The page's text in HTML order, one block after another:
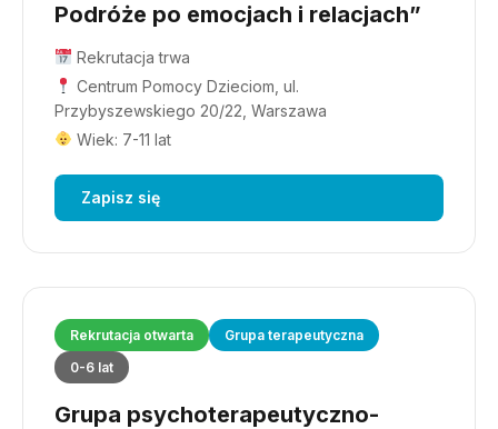
Podróże po emocjach i relacjach”
Rekrutacja trwa
Centrum Pomocy Dzieciom, ul.
Przybyszewskiego 20/22, Warszawa
Wiek: 7-11 lat
Zapisz się
Rekrutacja otwarta
Grupa terapeutyczna
0-6 lat
Grupa psychoterapeutyczno-